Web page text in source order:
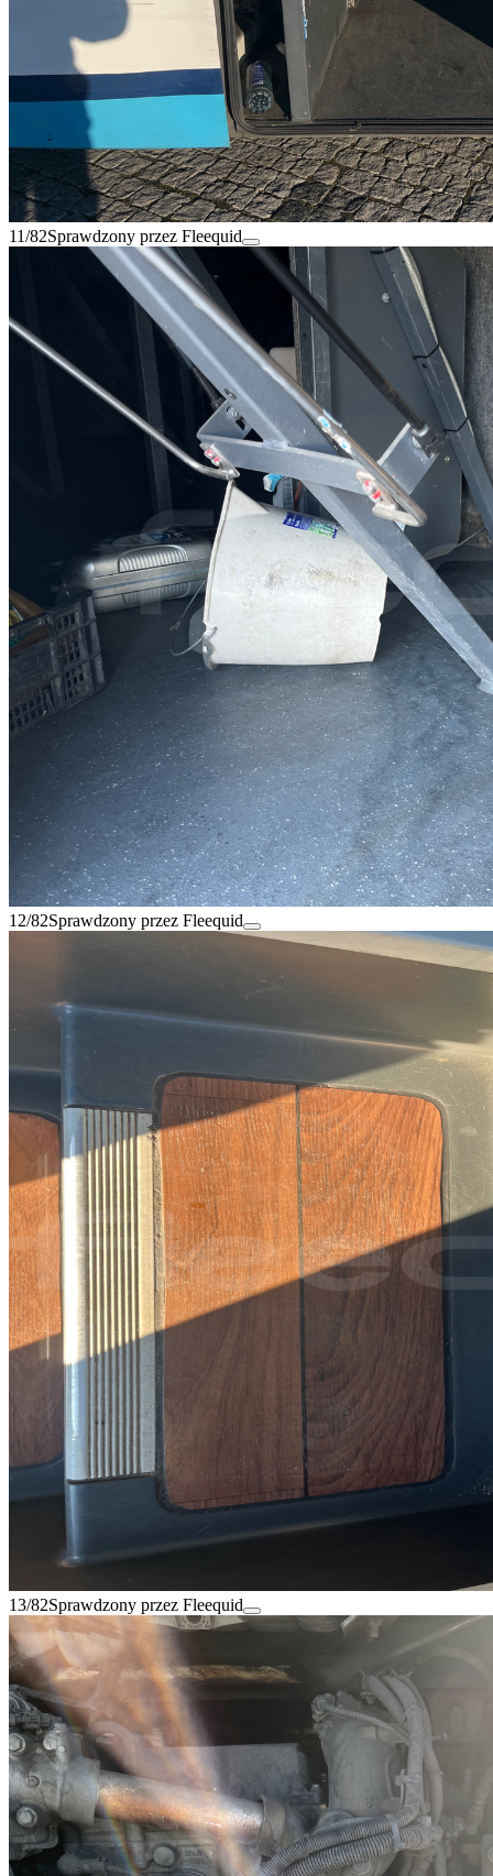
11/82Sprawdzony przez Fleequid
12/82Sprawdzony przez Fleequid
13/82Sprawdzony przez Fleequid